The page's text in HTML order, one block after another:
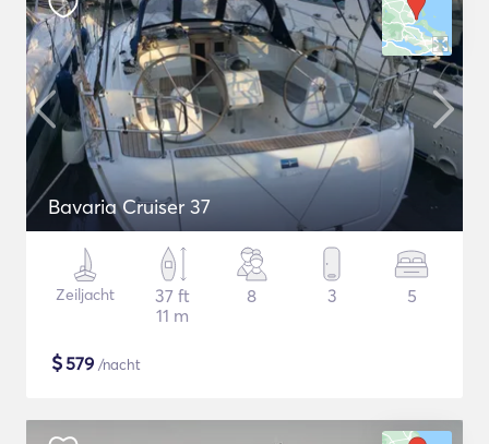
Bavaria Cruiser 37
Zeiljacht
37 ft
11 m
8 3 5
$579 /nacht